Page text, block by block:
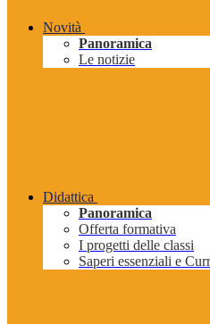
Novità
Panoramica
Le notizie
Didattica
Panoramica
Offerta formativa
I progetti delle classi
Saperi essenziali e